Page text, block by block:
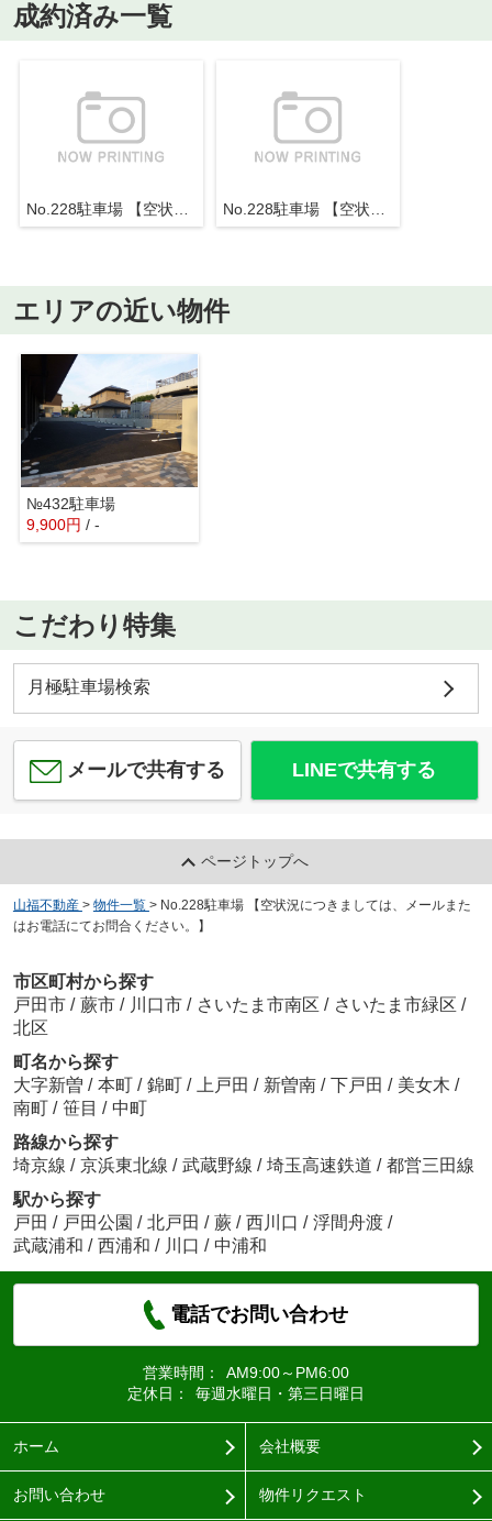
成約済み一覧
No.228駐車場 【空状況につきましては、メールまたはお電話にてお問合ください。】 No.228駐車場 【空状況につきましては、メールまたはお電話にてお問合ください。】
エリアの近い物件
№432駐車場
9,900円 / -
こだわり特集
月極駐車場検索
メールで共有する LINEで共有する
ページトップへ
山福不動産 > 物件一覧 > No.228駐車場 【空状況につきましては、メールまた
はお電話にてお問合ください。】
市区町村から探す
戸田市 / 蕨市 / 川口市 / さいたま市南区 / さいたま市緑区 /
北区
町名から探す
大字新曽 / 本町 / 錦町 / 上戸田 / 新曽南 / 下戸田 / 美女木 /
南町 / 笹目 / 中町
路線から探す
埼京線 / 京浜東北線 / 武蔵野線 / 埼玉高速鉄道 / 都営三田線
駅から探す
戸田 / 戸田公園 / 北戸田 / 蕨 / 西川口 / 浮間舟渡 /
武蔵浦和 / 西浦和 / 川口 / 中浦和
電話でお問い合わせ
営業時間：
AM9:00～PM6:00
定休日：
毎週水曜日・第三日曜日
ホーム 会社概要
お問い合わせ 物件リクエスト